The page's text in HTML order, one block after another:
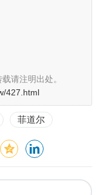
请注明出处。
427.html
菲道尔